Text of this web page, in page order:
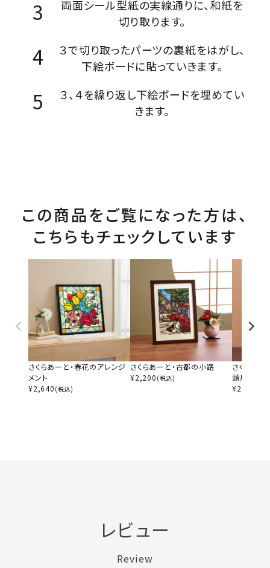
両面シール型紙の実線通りに、和紙を
切り取ります。
３で切り取ったパーツの裏紙をはがし、
下絵ボードに貼っていきます。
３、４を繰り返し下絵ボードを埋めてい
きます。
この商品をご覧になった方は、
こちらもチェックしています
さくらあーと・春花のアレンジ
メント
¥2,640 (税込)
さくらあーと・古都の小路
¥2,200 (税込)
さくらあ
頭馬
¥2,200
レビュー
Review